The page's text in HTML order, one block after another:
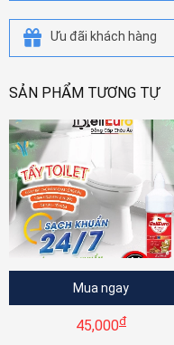
Ưu đãi khách hàng
SẢN PHẨM TƯƠNG TỰ
Mua ngay
45,000đ